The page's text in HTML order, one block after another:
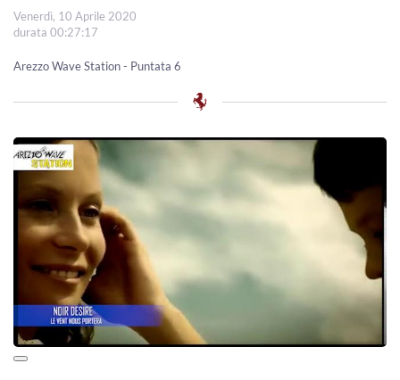
Venerdì, 10 Aprile 2020
durata 00:27:17
Arezzo Wave Station - Puntata 6